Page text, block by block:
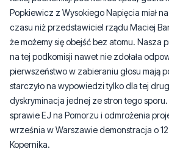
na tej podkomisji nawet nie zdołała
pierwszeństwo w zabieraniu głosu mają
starczyło na wypowiedzi tylko dla tej
dyskryminacja jednej ze stron tego sporu.
sprawie EJ na Pomorzu i odmrożenia
września w Warszawie demonstracja o
Kopernika.
2 0 Zgłoś komentarz Odpowiedz na